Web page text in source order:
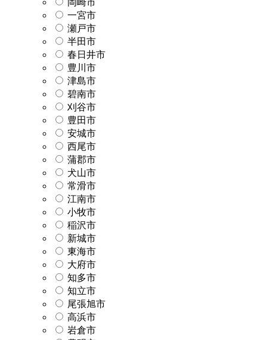
一宮市
瀬戸市
半田市
春日井市
豊川市
津島市
碧南市
刈谷市
豊田市
安城市
西尾市
蒲郡市
犬山市
常滑市
江南市
小牧市
稲沢市
新城市
東海市
大府市
知多市
知立市
尾張旭市
高浜市
岩倉市